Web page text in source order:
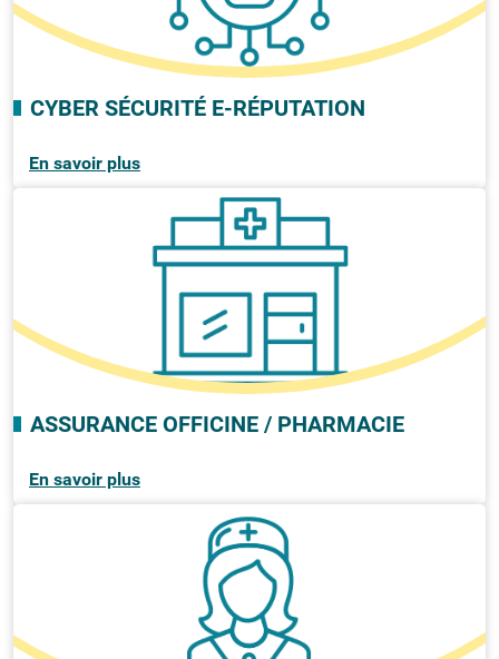
CYBER SÉCURITÉ E-RÉPUTATION
En savoir plus
ASSURANCE OFFICINE / PHARMACIE
En savoir plus